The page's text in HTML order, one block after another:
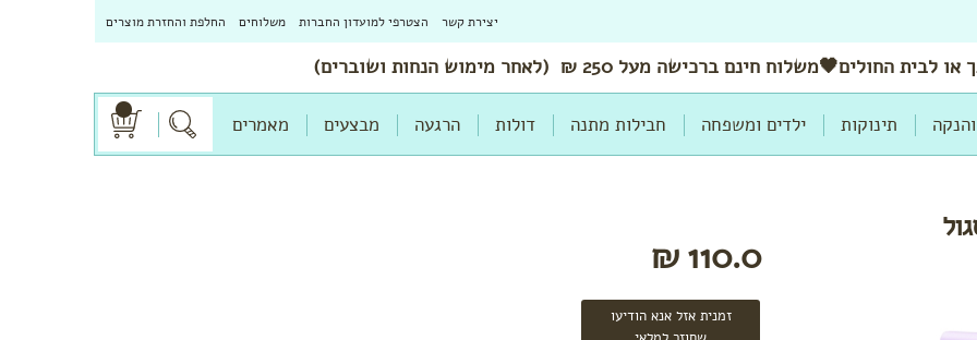
יצירת קשר הצטרפי למועדון החברות משלוחים החלפת והחזרת מוצרים
או לבית החולים🖤משלוח חינם ברכישה מעל 250 ₪ (לאחר מימוש הנחות ושוברים)
תינוקות ילדים ומשפחה חבילות מתנה דולות הרגעה מבצעים מאמרים
110.0 ₪
זמנית אזל אנא הודיעו